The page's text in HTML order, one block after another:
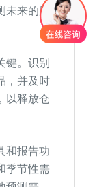
来的库
键。识别
，并及时
以释放仓
和报告功
季节性需